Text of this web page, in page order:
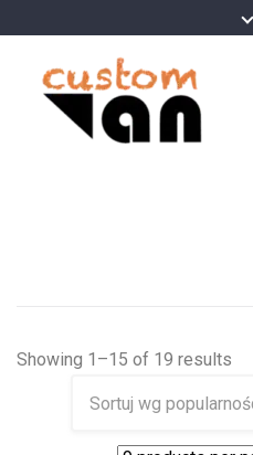
Showing 1–15 of 19 results